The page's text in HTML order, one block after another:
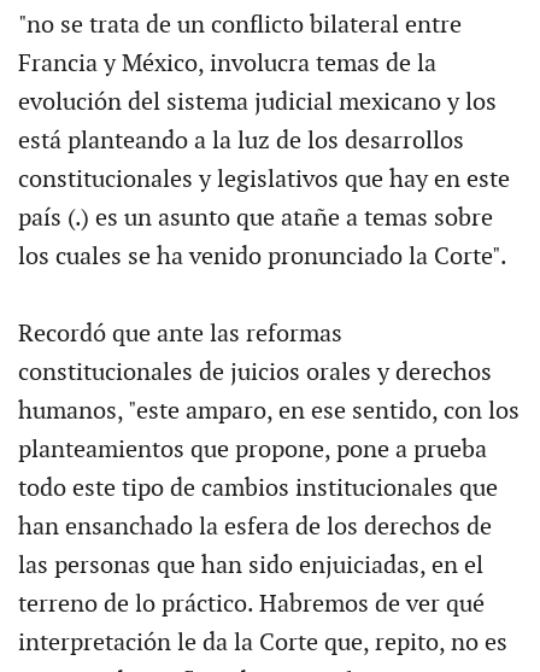
"no se trata de un conflicto bilateral entre
Francia y México, involucra temas de la
evolución del sistema judicial mexicano y los
está planteando a la luz de los desarrollos
constitucionales y legislativos que hay en este
país (.) es un asunto que atañe a temas sobre
los cuales se ha venido pronunciado la Corte".
Recordó que ante las reformas
constitucionales de juicios orales y derechos
humanos, "este amparo, en ese sentido, con los
planteamientos que propone, pone a prueba
todo este tipo de cambios institucionales que
han ensanchado la esfera de los derechos de
las personas que han sido enjuiciadas, en el
terreno de lo práctico. Habremos de ver qué
interpretación le da la Corte que, repito, no es